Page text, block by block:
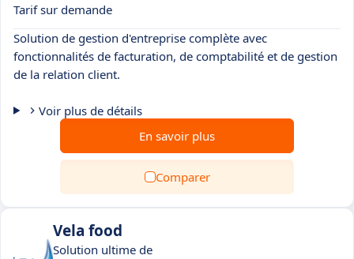
Tarif sur demande
Solution de gestion d'entreprise complète avec
fonctionnalités de facturation, de comptabilité et de gestion
de la relation client.
Voir plus de détails
En savoir plus
Comparer
Vela food
Solution ultime de